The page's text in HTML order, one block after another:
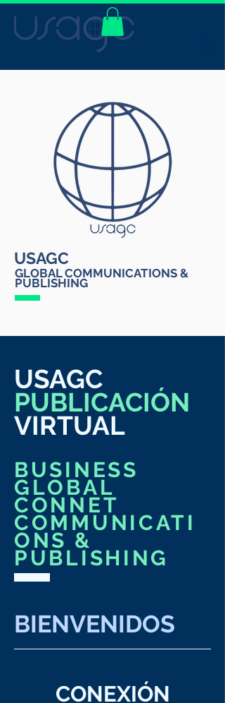
USAGC
GLOBAL COMMUNICATIONS &
PUBLISHING
USAGC
PUBLICACIÓN
VIRTUAL
BUSINESS
GLOBAL
CONNET
COMMUNICATI
ONS &
PUBLISHING
BIENVENIDOS
CONEXIÓN